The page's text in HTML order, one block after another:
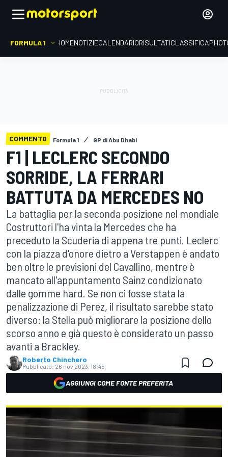
FORMULA 1 HOMENOTIZIECALENDARIORISULTATICLASSIFICA
COMMENTO Formula 1 GP di Abu Dhabi
F1 | LECLERC SECONDO
SORRIDE, LA FERRARI
BATTUTA DA MERCEDES NO
La battaglia per la seconda posizione nel mondiale
Costruttori l'ha vinta la Mercedes che ha
preceduto la Scuderia di appena tre punti. Leclerc
con la piazza d'onore dietro a Verstappen è andato
ben oltre le previsioni del Cavallino, mentre è
mancato all'appuntamento Sainz condizionato
dalle gomme hard. Se non ci fosse stata la
penalizzazione di Perez, il risultato sarebbe stato
diverso: la Stella può migliorare la posizione dello
scorso anno e già questo è considerato un passo
avanti a Brackley.
Roberto Chinchero
Pubblicato: 26 nov 2023, 18:45
AGGIUNGI COME FONTE PREFERITA